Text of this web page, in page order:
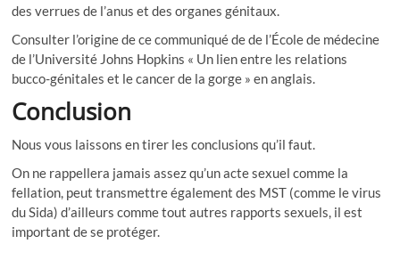
des verrues de l’anus et des organes génitaux.
Consulter l’origine de ce communiqué de de l’École de médecine
de l’Université Johns Hopkins « Un lien entre les relations
bucco-génitales et le cancer de la gorge » en anglais.
Conclusion
Nous vous laissons en tirer les conclusions qu’il faut.
On ne rappellera jamais assez qu’un acte sexuel comme la
fellation, peut transmettre également des MST (comme le virus
du Sida) d’ailleurs comme tout autres rapports sexuels, il est
important de se protéger.